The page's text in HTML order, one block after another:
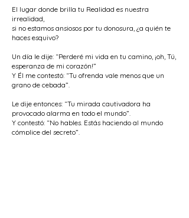
El lugar donde brilla tu Realidad es nuestra
irrealidad,
si no estamos ansiosos por tu donosura, ¿a quién te
haces esquivo?
Un día le dije: “Perderé mi vida en tu camino, ¡oh, Tú,
esperanza de mi corazón!”
Y Él me contestó: “Tu ofrenda vale menos que un
grano de cebada”.
Le dije entonces: “Tu mirada cautivadora ha
provocado alarma en todo el mundo”.
Y contestó: “No hables. Estás haciendo al mundo
cómplice del secreto”.